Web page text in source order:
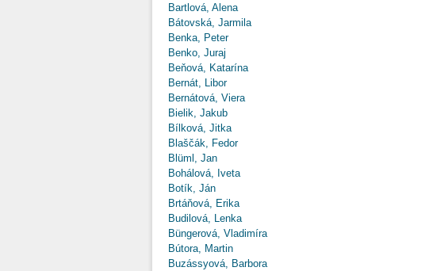
Bartlová, Alena
Bátovská, Jarmila
Benka, Peter
Benko, Juraj
Beňová, Katarína
Bernát, Libor
Bernátová, Viera
Bielik, Jakub
Bílková, Jitka
Blaščák, Fedor
Blüml, Jan
Bohálová, Iveta
Botík, Ján
Brtáňová, Erika
Budilová, Lenka
Büngerová, Vladimíra
Bútora, Martin
Buzássyová, Barbora